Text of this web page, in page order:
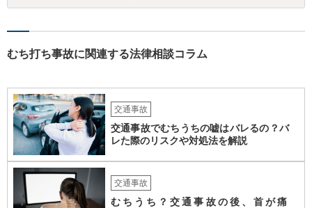
むち打ち事故に関連する法律相談コラム
交通事故
交通事故でむちうちの嘘はバレるの？バ
レた際のリスクや対処法を解説
交通事故
むちうち？交通事故の後、首が痛